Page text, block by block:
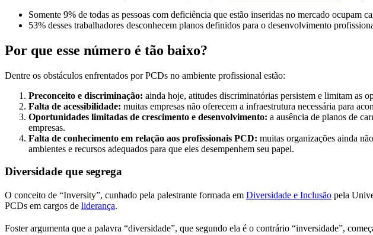
Somente 9% de todas as pessoas com deficiência que estão inseridas no mercado ocupam
53% desses trabalhadores desconhecem planos definidos para o desenvolvimento
Por que esse número é tão baixo?
Dentre os obstáculos enfrentados por PCDs no ambiente profissional estão:
Preconceito e discriminação: ainda hoje, atitudes discriminatórias persistem e limitam as
Falta de acessibilidade: muitas empresas não oferecem a infraestrutura necessária para
Oportunidades limitadas de crescimento e desenvolvimento: a ausência de planos de
empresas.
Falta de conhecimento em relação aos profissionais PCD: muitas organizações ainda
ambientes e recursos adequados para que eles desempenhem seu papel.
Diversidade que segrega
O conceito de “Inversity”, cunhado pela palestrante formada em Diversidade e Inclusão pela
PCDs em cargos de liderança.
Foster argumenta que a palavra “diversidade”, que segundo ela é o contrário “inversidade”,